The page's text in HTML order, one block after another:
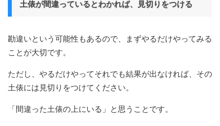
土俵が間違っているとわかれば、見切りをつける
勘違いという可能性もあるので、まずやるだけやってみる
ことが大切です。
ただし、やるだけやってそれでも結果が出なければ、その
土俵には見切りをつけてください。
「間違った土俵の上にいる」と思うことです。